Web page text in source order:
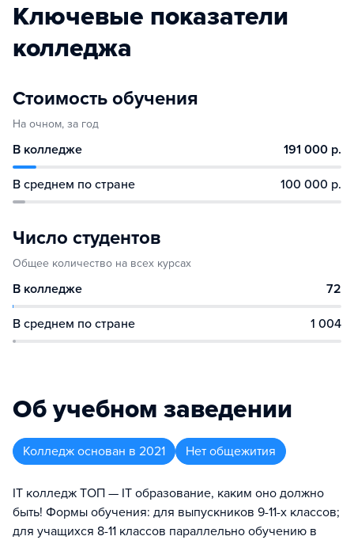
Ключевые показатели
колледжа
Стоимость обучения
На очном, за год
В колледже 191 000 р.
В среднем по стране 100 000 р.
Число студентов
Общее количество на всех курсах
В колледже 72
В среднем по стране 1 004
Об учебном заведении
Колледж основан в 2021 Нет общежития
IT колледж TOП — IT образование, каким оно должно
быть! Формы обучения: для выпускников 9-11-х классов;
для учащихся 8-11 классов параллельно обучению в